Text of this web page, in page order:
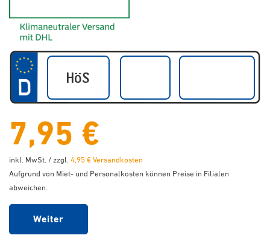
7,95 €
inkl. MwSt. / zzgl. 4,95 € Versandkosten
Aufgrund von Miet- und Personalkosten können Preise in Filialen
abweichen.
Weiter